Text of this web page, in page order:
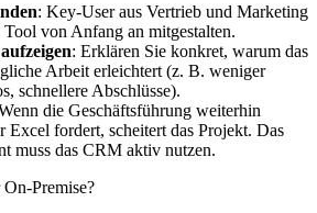
: Key-User aus Vertrieb und Marketing
Tool von Anfang an mitgestalten.
: Erklären Sie konkret, warum das
Arbeit erleichtert (z. B. weniger
schnellere Abschlüsse).
die Geschäftsführung weiterhin
Excel fordert, scheitert das Projekt. Das
muss das CRM aktiv nutzen.
Premise?